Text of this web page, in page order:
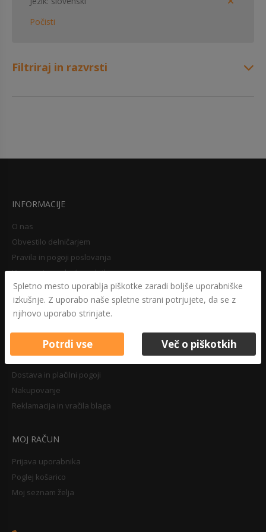
Počisti
Filtriraj in razvrsti
INFORMACIJE
O nas
Obvestilo delničarjem
Pravila in pogoji poslovanja
Varovanje osebnih podatkov
Druga določila
Pravilnik o zasebnosti
Pravno obvestilo
Dostava in plačilni pogoji
Nakupovanje
Reklamacija in vračila blaga
MOJ RAČUN
Prijava uporabnika
Poglej košarico
Moj seznam želja
Spletno mesto uporablja piškotke zaradi boljše uporabniške
izkušnje. Z uporabo naše spletne strani potrjujete, da se z
njihovo uporabo strinjate.
Potrdi vse Več o piškotkih